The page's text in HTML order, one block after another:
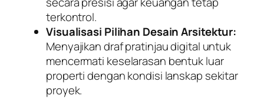
terkontrol.
Visualisasi Pilihan Desain Arsitektur:
Menyajikan draf pratinjau digital untuk
mencermati keselarasan bentuk luar
properti dengan kondisi lanskap sekitar
proyek.